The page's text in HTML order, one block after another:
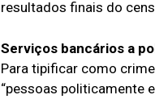
resultados finais do
Serviços bancários a
Para tipificar como
“pessoas politicamente